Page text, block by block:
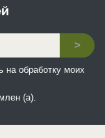
>
на обработку моих
(а).